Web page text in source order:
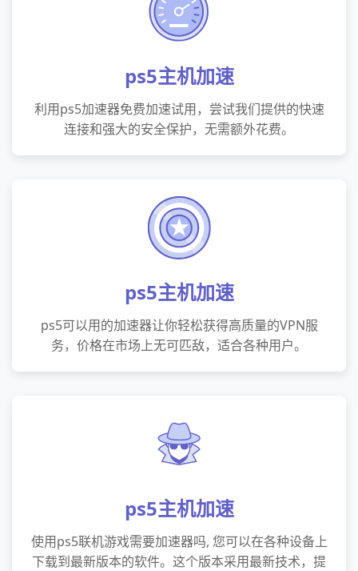
ps5主机加速
利用ps5加速器免费加速试用，尝试我们提供的快速
连接和强大的安全保护，无需额外花费。
ps5主机加速
ps5可以用的加速器让你轻松获得高质量的VPN服
务，价格在市场上无可匹敌，适合各种用户。
ps5主机加速
使用ps5联机游戏需要加速器吗, 您可以在各种设备上
下载到最新版本的软件。这个版本采用最新技术，提